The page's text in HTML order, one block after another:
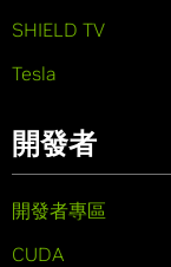
SHIELD TV
Tesla
開發者
開發者專區
CUDA